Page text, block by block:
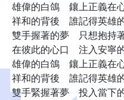
雄偉的白鴿 鑲上正義在
祥和的背後 誰記得英雄
雙手握著的夢 只想抱持
在彼此的心口 注入安寧
雄偉的白鴿 鑲上正義在
祥和的背後 誰記得英雄
雙手緊握著夢 投入當下